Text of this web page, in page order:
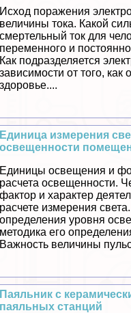
Исход поражения
величины тока. Какой
cмepтельный ток для
переменного и
Как подразделяется
зависимости от того, как
здоровье....
Единица измерения
освещенности
Единицы освещения и
расчета освещенности.
фактор и хаpaктер
расчете измерения
определения уровня
методика его
Важность величины
Паяльник с
паяльных станций